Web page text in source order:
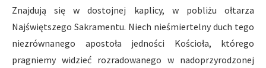
Znajdują się w dostojnej kaplicy, w pobliżu ołtarza
Najświętszego Sakramentu. Niech nieśmiertelny duch tego
niezrównanego apostoła jedności Kościoła, którego
pragniemy widzieć rozradowanego w nadoprzyrodzonej